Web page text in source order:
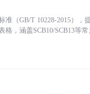
（GB/T 10228-2015），
，涵盖SCB10/SCB13等